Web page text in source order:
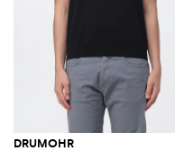
DRUMOHR